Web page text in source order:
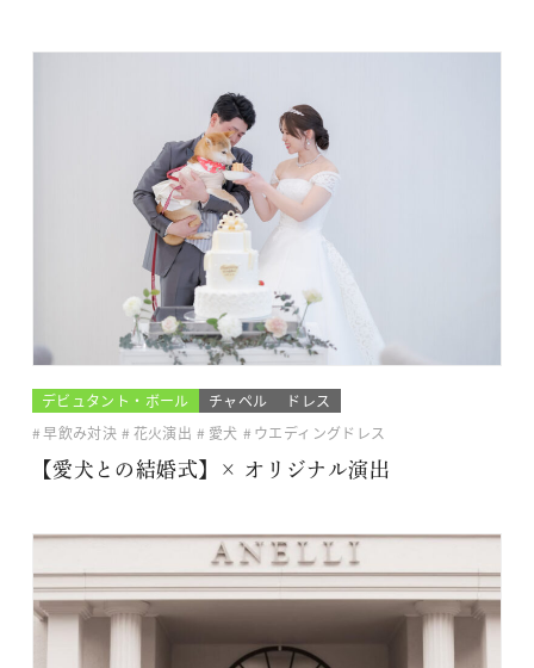
デビュタント・ボール チャペル
ドレス
早飲み対決
花火演出 愛犬
ウエディングドレス
【愛犬との結婚式】× オリジナル演出